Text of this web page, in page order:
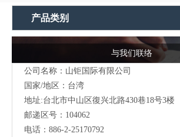
产品类别
与我们联络
公司名称：山钜国际有限公司
国家/地区：台湾
地址:台北市中山区復兴北路430巷18号3楼
邮递区号：104062
电话：886-2-25170792